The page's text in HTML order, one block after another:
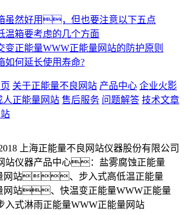
虽然好用，但也要注意以下五点
温箱要考虑的几个方面
变正能量WWW正能量网站的防护原则
如何延长使用寿命?
关于正能量不良网站 产品中心 企业火影
人正能量网站 售后服务 问题解答 技术文章
上海正能量不良网站仪器股份有限公司
站仪器产品中心：盐雾腐蚀正能量
网站、步入式高低温正能量
网站、快温变正能量WWW正能量
式淋雨正能量WWW正能量网站